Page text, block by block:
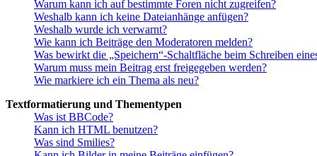
Warum kann ich auf bestimmte Foren nicht zugreifen?
Weshalb kann ich keine Dateianhänge anfügen?
Weshalb wurde ich verwarnt?
Wie kann ich Beiträge den Moderatoren melden?
Was bewirkt die „Speichern“-Schaltfläche beim Schreiben
Warum muss mein Beitrag erst freigegeben werden?
Wie markiere ich ein Thema als neu?
Textformatierung und Thementypen
Was ist BBCode?
Kann ich HTML benutzen?
Was sind Smilies?